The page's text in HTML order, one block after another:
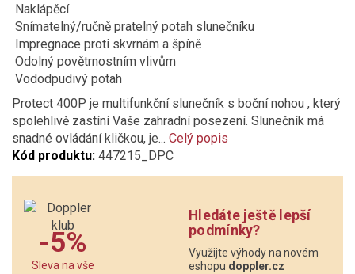
Naklápěcí
Snímatelný/ručně pratelný potah slunečníku
Impregnace proti skvrnám a špíně
Odolný povětrnostním vlivům
Vododpudivý potah
Protect 400P je multifunkční slunečník s boční nohou , který
spolehlivě zastíní Vaše zahradní posezení. Slunečník má
snadné ovládání kličkou, je... Celý popis
Kód produktu: 447215_DPC
-5%
Sleva na vše
Hledáte ještě lepší
podmínky?
Využijte výhody na novém
eshopu doppler.cz